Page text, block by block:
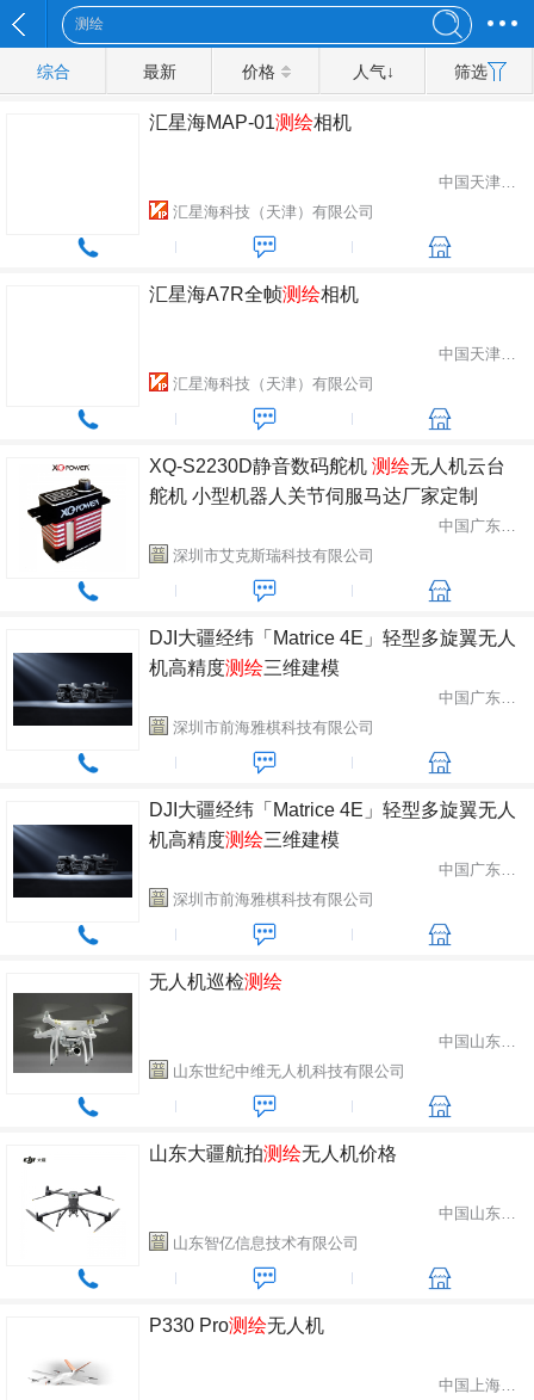
综合 最新 价格 人气↓ 筛选
汇星海MAP-01测绘相机
中国天津市西青区
汇星海科技（天津）有限公司
汇星海A7R全帧测绘相机
中国天津市西青区
汇星海科技（天津）有限公司
XQ-S2230D静音数码舵机 测绘无人机云台
舵机 小型机器人关节伺服马达厂家定制
中国广东省深圳市
深圳市艾克斯瑞科技有限公司
DJI大疆经纬「Matrice 4E」轻型多旋翼无人
机高精度测绘三维建模
中国广东省深圳市
深圳市前海雅棋科技有限公司
DJI大疆经纬「Matrice 4E」轻型多旋翼无人
机高精度测绘三维建模
中国广东省深圳市
深圳市前海雅棋科技有限公司
无人机巡检测绘
中国山东省潍坊市
山东世纪中维无人机科技有限公司
山东大疆航拍测绘无人机价格
中国山东省济南市
山东智亿信息技术有限公司
P330 Pro测绘无人机
中国上海市青浦区